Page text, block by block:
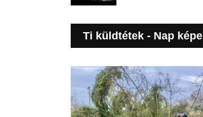
Ti küldtétek - Nap képe